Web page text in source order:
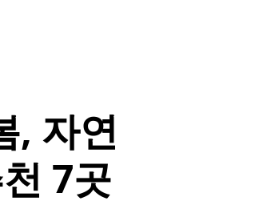
, 자연
7곳